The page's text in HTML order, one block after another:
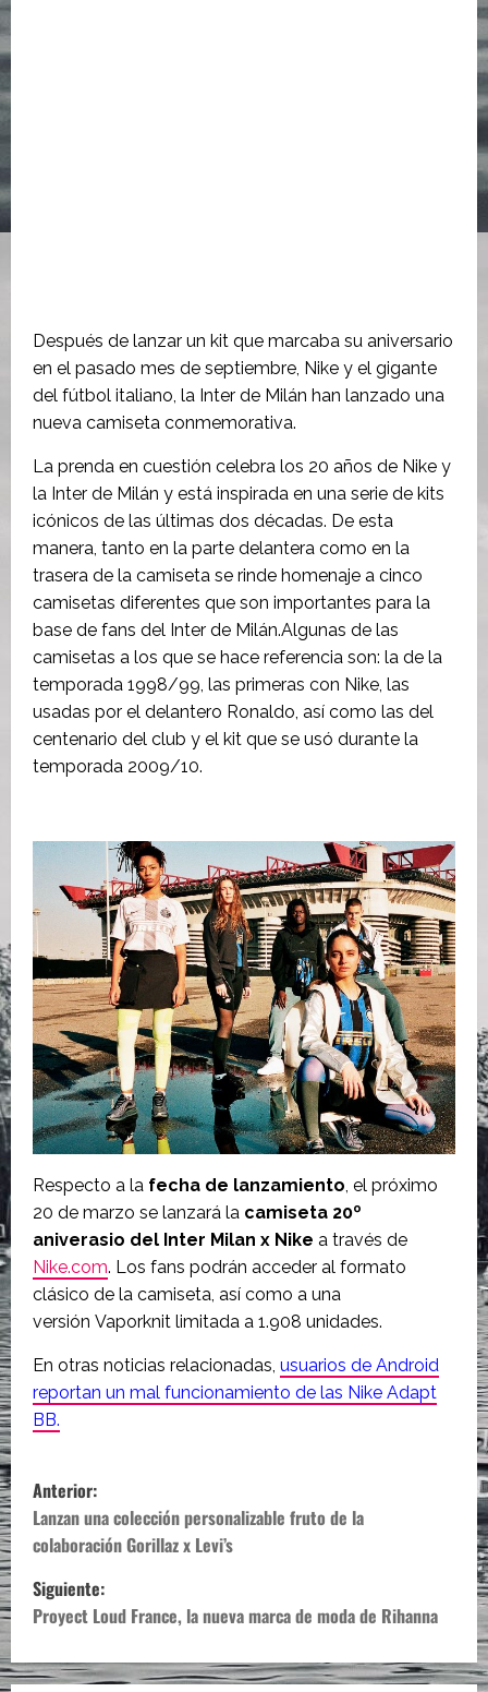
Después de lanzar un kit que marcaba su aniversario
en el pasado mes de septiembre, Nike y el gigante
del fútbol italiano, la Inter de Milán han lanzado una
nueva camiseta conmemorativa.
La prenda en cuestión celebra los 20 años de Nike y
la Inter de Milán y está inspirada en una serie de kits
icónicos de las últimas dos décadas. De esta
manera, tanto en la parte delantera como en la
trasera de la camiseta se rinde homenaje a cinco
camisetas diferentes que son importantes para la
base de fans del Inter de Milán.Algunas de las
camisetas a los que se hace referencia son: la de la
temporada 1998/99, las primeras con Nike, las
usadas ​​por el delantero Ronaldo, así como las del
centenario del club y el kit que se usó durante la
temporada 2009/10.
Respecto a la fecha de lanzamiento, el próximo
20 de marzo se lanzará la camiseta 20º
aniverasio del Inter Milan x Nike a través de
Nike.com. Los fans podrán acceder al formato
clásico de la camiseta, así como a una
versión Vaporknit limitada a 1.908 unidades.
En otras noticias relacionadas, usuarios de Android
reportan un mal funcionamiento de las Nike Adapt
BB.
N
a
v
e
g
Anterior:
Lanzan una colección personalizable fruto de la
colaboración Gorillaz x Levi’s
Siguiente:
Proyect Loud France, la nueva marca de moda de Rihanna